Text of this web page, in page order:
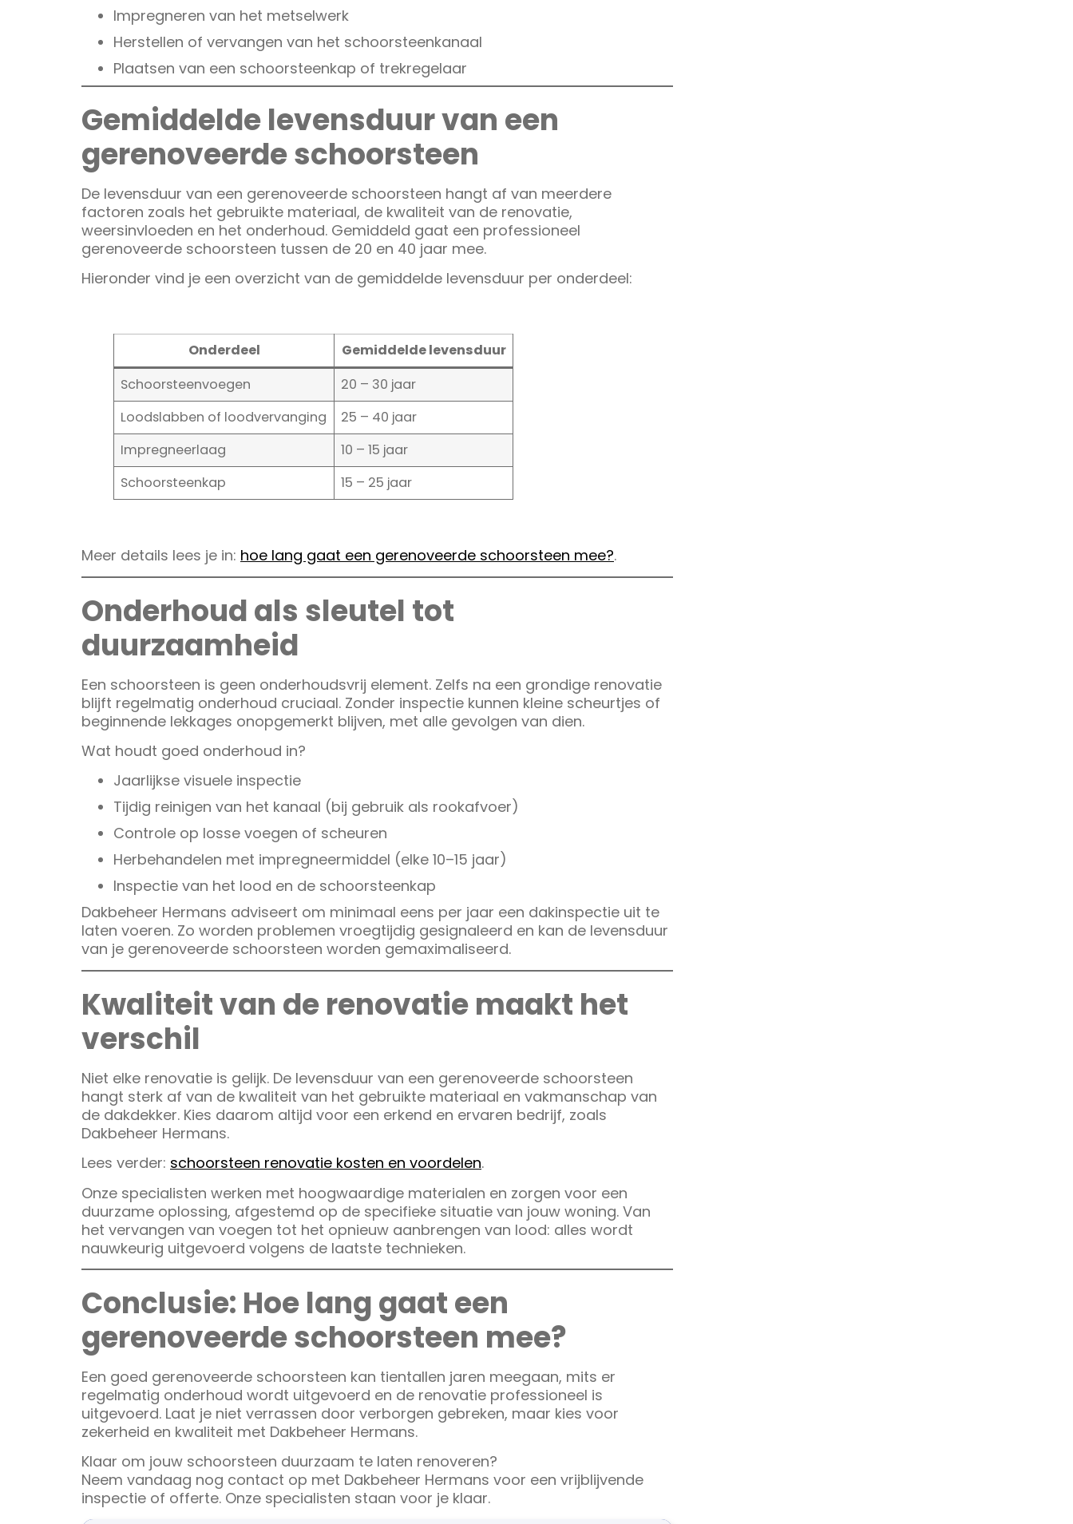
Impregneren van het metselwerk
Herstellen of vervangen van het schoorsteenkanaal
Plaatsen van een schoorsteenkap of trekregelaar
Gemiddelde levensduur van een
gerenoveerde schoorsteen
De levensduur van een gerenoveerde schoorsteen hangt af van meerdere
factoren zoals het gebruikte materiaal, de kwaliteit van de renovatie,
weersinvloeden en het onderhoud. Gemiddeld gaat een professioneel
gerenoveerde schoorsteen tussen de 20 en 40 jaar mee.
Hieronder vind je een overzicht van de gemiddelde levensduur per onderdeel:
Onderdeel
Gemiddelde levensduur
Schoorsteenvoegen
20 – 30 jaar
Loodslabben of loodvervanging
25 – 40 jaar
Impregneerlaag
10 – 15 jaar
Schoorsteenkap
15 – 25 jaar
Meer details lees je in: hoe lang gaat een gerenoveerde schoorsteen mee?.
Onderhoud als sleutel tot
duurzaamheid
Een schoorsteen is geen onderhoudsvrij element. Zelfs na een grondige renovatie
blijft regelmatig onderhoud cruciaal. Zonder inspectie kunnen kleine scheurtjes of
beginnende lekkages onopgemerkt blijven, met alle gevolgen van dien.
Wat houdt goed onderhoud in?
Jaarlijkse visuele inspectie
Tijdig reinigen van het kanaal (bij gebruik als rookafvoer)
Controle op losse voegen of scheuren
Herbehandelen met impregneermiddel (elke 10–15 jaar)
Inspectie van het lood en de schoorsteenkap
Dakbeheer Hermans adviseert om minimaal eens per jaar een dakinspectie uit te
laten voeren. Zo worden problemen vroegtijdig gesignaleerd en kan de levensduur
van je gerenoveerde schoorsteen worden gemaximaliseerd.
Kwaliteit van de renovatie maakt het
verschil
Niet elke renovatie is gelijk. De levensduur van een gerenoveerde schoorsteen
hangt sterk af van de kwaliteit van het gebruikte materiaal en vakmanschap van
de dakdekker. Kies daarom altijd voor een erkend en ervaren bedrijf, zoals
Dakbeheer Hermans.
Lees verder: schoorsteen renovatie kosten en voordelen.
Onze specialisten werken met hoogwaardige materialen en zorgen voor een
duurzame oplossing, afgestemd op de specifieke situatie van jouw woning. Van
het vervangen van voegen tot het opnieuw aanbrengen van lood: alles wordt
nauwkeurig uitgevoerd volgens de laatste technieken.
Conclusie: Hoe lang gaat een
gerenoveerde schoorsteen mee?
Een goed gerenoveerde schoorsteen kan tientallen jaren meegaan, mits er
regelmatig onderhoud wordt uitgevoerd en de renovatie professioneel is
uitgevoerd. Laat je niet verrassen door verborgen gebreken, maar kies voor
zekerheid en kwaliteit met Dakbeheer Hermans.
Klaar om jouw schoorsteen duurzaam te laten renoveren?
Neem vandaag nog contact op met Dakbeheer Hermans voor een vrijblijvende
inspectie of offerte. Onze specialisten staan voor je klaar.